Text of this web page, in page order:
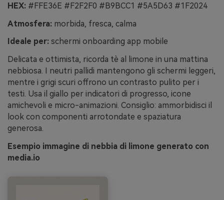
HEX: #FFE36E #F2F2F0 #B9BCC1 #5A5D63 #1F2024
Atmosfera: morbida, fresca, calma
Ideale per: schermi onboarding app mobile
Delicata e ottimista, ricorda tè al limone in una mattina
nebbiosa. I neutri pallidi mantengono gli schermi leggeri,
mentre i grigi scuri offrono un contrasto pulito per i
testi. Usa il giallo per indicatori di progresso, icone
amichevoli e micro-animazioni. Consiglio: ammorbidisci il
look con componenti arrotondate e spaziatura
generosa.
Esempio immagine di nebbia di limone generato con
media.io